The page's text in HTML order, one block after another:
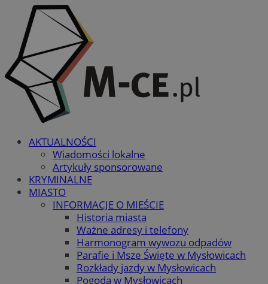
AKTUALNOŚCI
Wiadomości lokalne
Artykuły sponsorowane
KRYMINALNE
MIASTO
INFORMACJE O MIEŚCIE
Historia miasta
Ważne adresy i telefony
Harmonogram wywozu odpadów
Parafie i Msze Święte w Mysłowicach
Rozkłady jazdy w Mysłowicach
Pogoda w Mysłowicach